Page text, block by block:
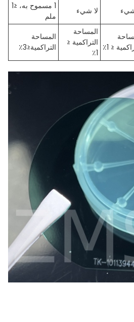
شيء لا شيء
1 مسموح به، ≤1
ملم
≤ 1٪
المساحة
التراكمية ≤
1٪
المساحة
التراكمية≤3٪